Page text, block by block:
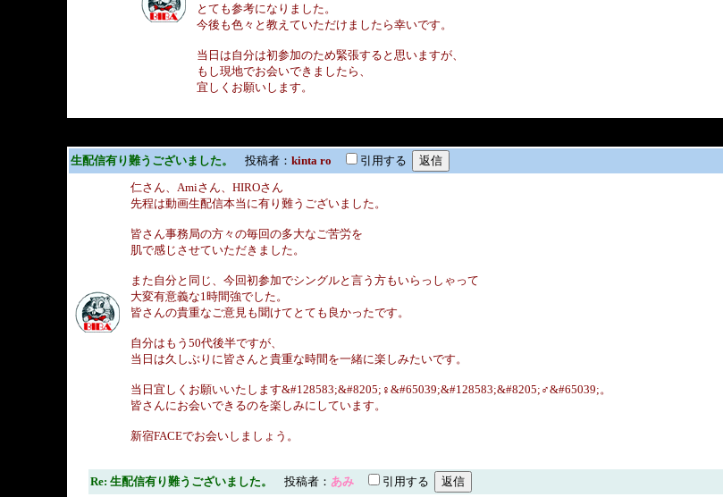
とても参考になりました。
今後も色々と教えていただけましたら幸いです。
当日は自分は初参加のため緊張すると思いますが、
もし現地でお会いできましたら、
宜しくお願いします。
生配信有り難うございました。 投稿者： kinta ro
引用する
仁さん、Amiさん、HIROさん
先程は動画生配信本当に有り難うございました。
皆さん事務局の方々の毎回の多大なご苦労を
肌で感じさせていただきました。
また自分と同じ、今回初参加でシングルと言う方もいらっしゃって
大変有意義な1時間強でした。
皆さんの貴重なご意見も聞けてとても良かったです。
自分はもう50代後半ですが、
当日は久しぶりに皆さんと貴重な時間を一緒に楽しみたいです。
当日宜しくお願いいたします&#128583;&#8205;♀&#65039;&#128583;&#8205;♂&#65039;。
皆さんにお会いできるのを楽しみにしています。
新宿FACEでお会いしましょう。
Re: 生配信有り難うございました。
投稿者： あみ
引用する